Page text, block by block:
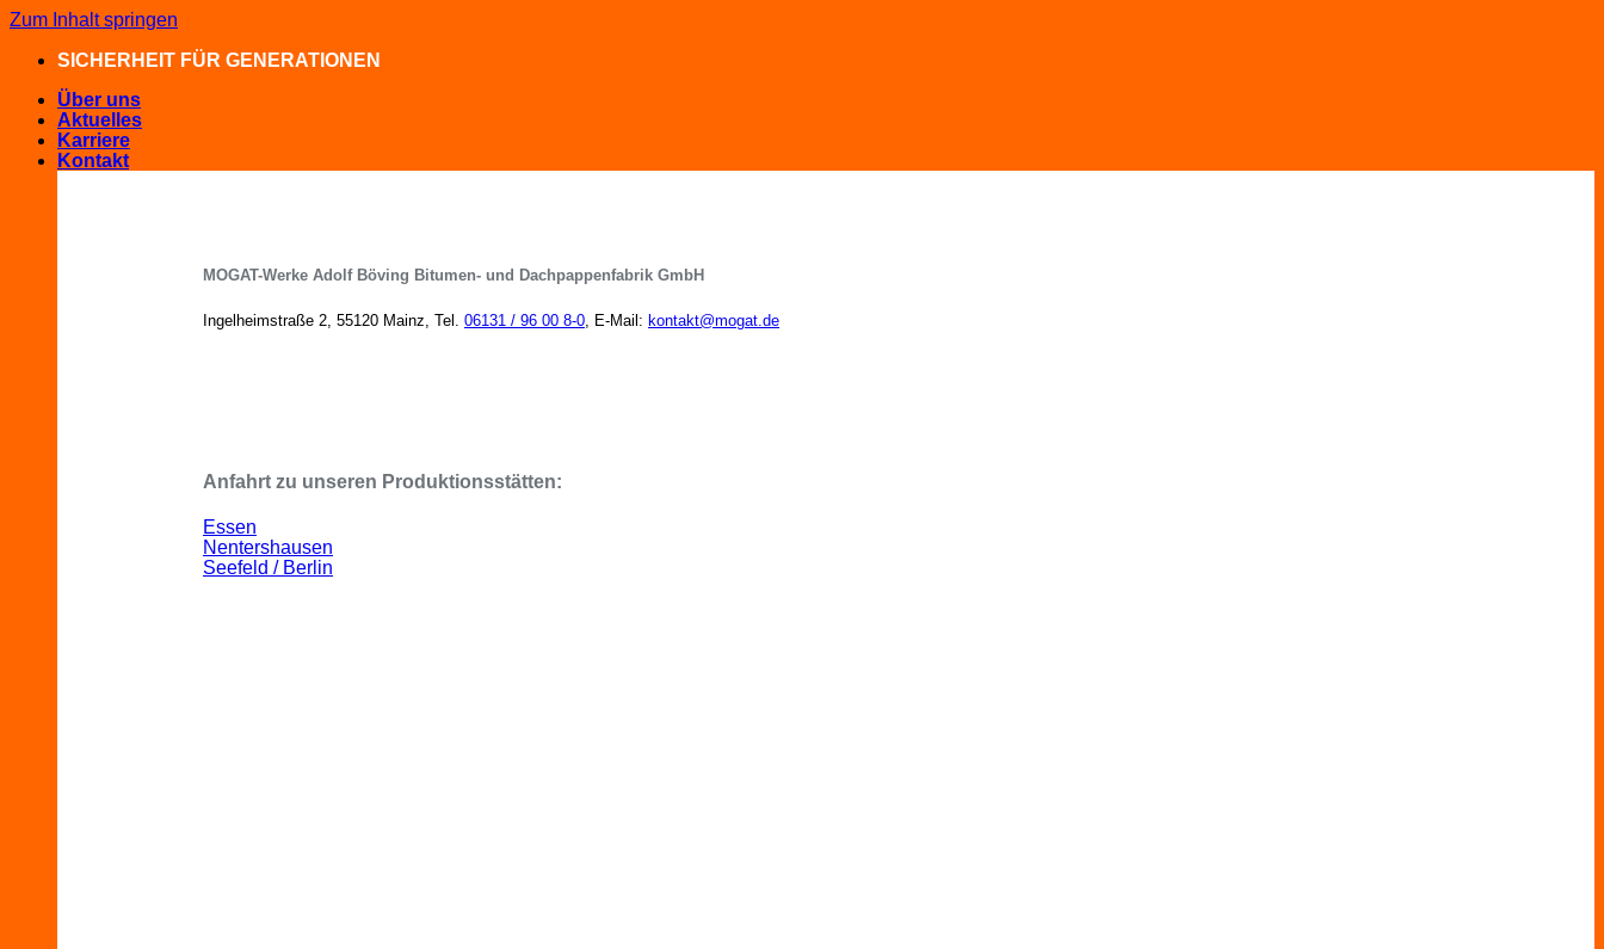
Zum Inhalt springen
SICHERHEIT FÜR GENERATIONEN
Über uns
Aktuelles
Karriere
Kontakt
MOGAT-Werke Adolf Böving Bitumen- und Dachpappenfabrik GmbH
Ingelheimstraße 2, 55120 Mainz, Tel. 06131 / 96 00 8-0, E-Mail: kontakt@mogat.de
Anfahrt zu unseren Produktionsstätten:
Essen
Nentershausen
Seefeld / Berlin